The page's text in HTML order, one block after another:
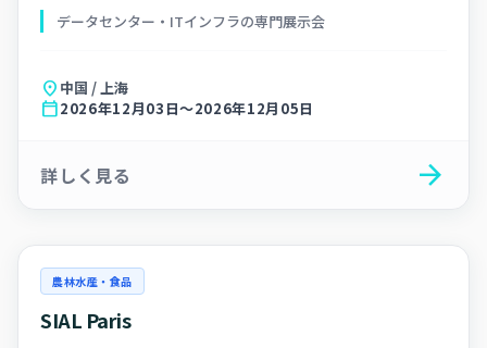
データセンター・ITインフラの専門展示会
location_on 中国 / 上海
calendar_today2026年12月03日～2026年12月05日
詳しく見る arrow_forward
農林水産・食品
SIAL Paris